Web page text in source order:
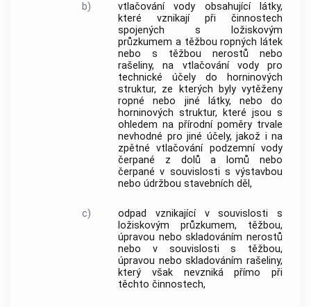
b)
vtlačování vody obsahující látky,
které vznikají při činnostech
spojených s ložiskovým
průzkumem a těžbou ropných látek
nebo s těžbou nerostů nebo
rašeliny, na vtlačování vody pro
technické účely do horninových
struktur, ze kterých byly vytěženy
ropné nebo jiné látky, nebo do
horninových struktur, které jsou s
ohledem na přírodní poměry trvale
nevhodné pro jiné účely, jakož i na
zpětné vtlačování podzemní vody
čerpané z dolů a lomů nebo
čerpané v souvislosti s výstavbou
nebo údržbou stavebních děl,
c)
odpad vznikající v souvislosti s
ložiskovým průzkumem, těžbou,
úpravou nebo skladováním nerostů
nebo v souvislosti s těžbou,
úpravou nebo skladováním rašeliny,
který však nevzniká přímo při
těchto činnostech,